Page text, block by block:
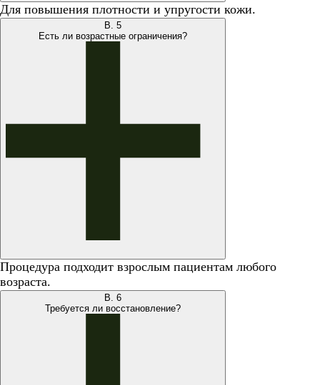
Для повышения плотности и упругости кожи.
В. 5
Есть ли возрастные ограничения?
Процедура подходит взрослым пациентам любого
возраста.
В. 6
Требуется ли восстановление?